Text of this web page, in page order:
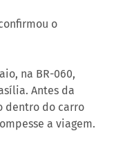
o
na BR-060,
Antes da
dentro do carro
a viagem.